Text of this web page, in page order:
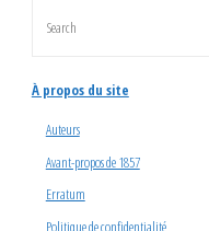
À propos du site
Auteurs
Avant-propos de 1857
Erratum
Politique de confidentialité